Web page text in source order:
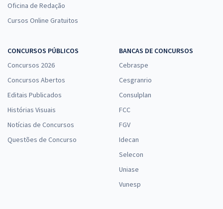
Oficina de Redação
Cursos Online Gratuitos
CONCURSOS PÚBLICOS
Concursos 2026
Concursos Abertos
Editais Publicados
Histórias Visuais
Notícias de Concursos
Questões de Concurso
BANCAS DE CONCURSOS
Cebraspe
Cesgranrio
Consulplan
FCC
FGV
Idecan
Selecon
Uniase
Vunesp